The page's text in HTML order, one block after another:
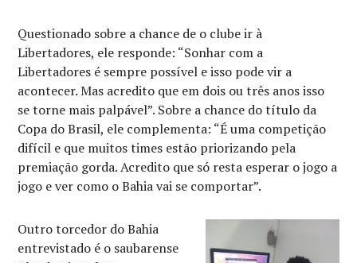
Questionado sobre a chance de o clube ir à
Libertadores, ele responde: “Sonhar com a
Libertadores é sempre possível e isso pode vir a
acontecer. Mas acredito que em dois ou três anos isso
se torne mais palpável”. Sobre a chance do título da
Copa do Brasil, ele complementa: “É uma competição
difícil e que muitos times estão priorizando pela
premiação gorda. Acredito que só resta esperar o jogo a
jogo e ver como o Bahia vai se comportar”.
Outro torcedor do Bahia
entrevistado é o saubarense